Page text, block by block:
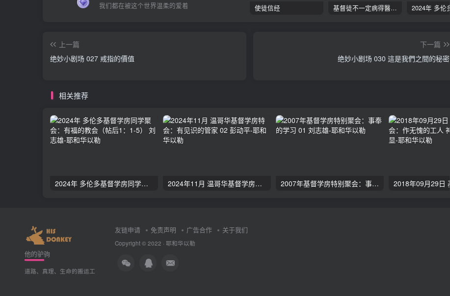
我们都在被这个世界温柔的爱着 使徒信经 基督徒不一定病得醫治？寇紹恩牧師談基督徒的醫治與盼望
上一篇
绝妙小剧场 027 戒指的價值
下一篇
绝妙小剧场 030 這是我們之間的秘密
相关推荐
2024年 多伦多基督学房同学聚会：有福的教会（帖后1：1-5） 刘志雄 2024年11月 温哥华基督学房特会：有见识的管家 02 彭动平 2007年基督学房特别聚会：事奉的学习 01 刘志雄
他的驴驹
道路、真理、生命的搬运工
友链申请 免责声明 广告合作 关于我们
Copyright © 2022 · 耶和华以勒